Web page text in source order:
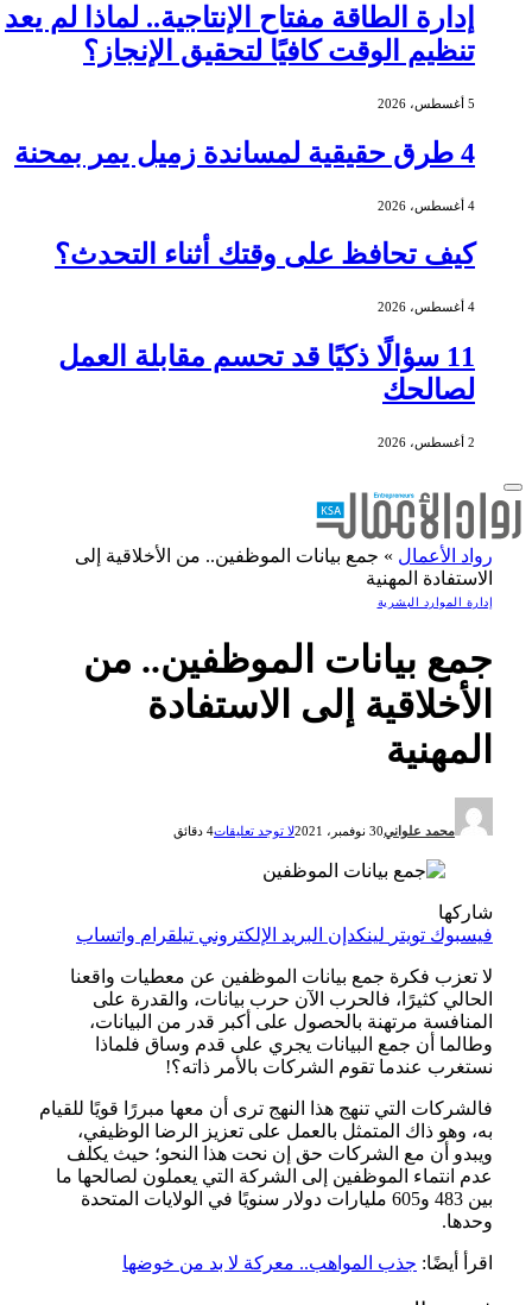
إدارة الطاقة مفتاح الإنتاجية.. لماذا لم يعد
تنظيم الوقت كافيًا لتحقيق الإنجاز؟
5 أغسطس، 2026
4 طرق حقيقية لمساندة زميل يمر بمحنة
4 أغسطس، 2026
كيف تحافظ على وقتك أثناء التحدث؟
4 أغسطس، 2026
11 سؤالًا ذكيًا قد تحسم مقابلة العمل
لصالحك
2 أغسطس، 2026
رواد الأعمال» جمع بيانات الموظفين.. من الأخلاقية إلى
الاستفادة المهنية
إدارة الموارد البشرية
جمع بيانات الموظفين.. من
الأخلاقية إلى الاستفادة
المهنية
محمد علواني30 نوفمبر، 2021 لا توجد تعليقات4 دقائق
شاركها
فيسبوك تويتر لينكدإن البريد الإلكتروني تيلقرام واتساب
لا تعزب فكرة جمع بيانات الموظفين عن معطيات واقعنا
الحالي كثيرًا، فالحرب الآن حرب بيانات، والقدرة على
المنافسة مرتهنة بالحصول على أكبر قدر من البيانات،
وطالما أن جمع البيانات يجري على قدم وساق فلماذا
نستغرب عندما تقوم الشركات بالأمر ذاته؟!
فالشركات التي تنهج هذا النهج ترى أن معها مبررًا قويًا للقيام
به، وهو ذاك المتمثل بالعمل على تعزيز الرضا الوظيفي،
ويبدو أن مع الشركات حق إن نحت هذا النحو؛ حيث يكلف
عدم انتماء الموظفين إلى الشركة التي يعملون لصالحها ما
بين 483 و605 مليارات دولار سنويًا في الولايات المتحدة
وحدها.
اقرأ أيضًا: جذب المواهب.. معركة لا بد من خوضها